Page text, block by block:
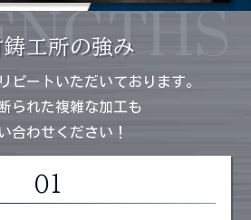
鋳工所の強み
ピートいただいております。
られた複雑な加工も
合わせください！
01